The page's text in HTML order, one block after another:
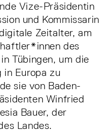
Vize-Präsidentin
und Kommissarin
Zeitalter, am
des
Tübingen, um die
Europa zu
sie von Baden-
Winfried
Bauer, der
Landes.